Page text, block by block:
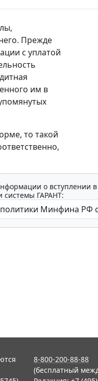
Прежде
с уплатой
им в
то такой
о вступлении
системы ГАРАНТ:
8-800-200-88-88
(бесплатный